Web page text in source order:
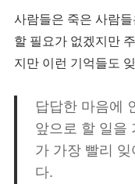
사람들은 죽은 사람
할 필요가 없겠지만
지만 이런 기억들도
답답한 마음에
앞으로 할 일을
가 가장 빨리
다.